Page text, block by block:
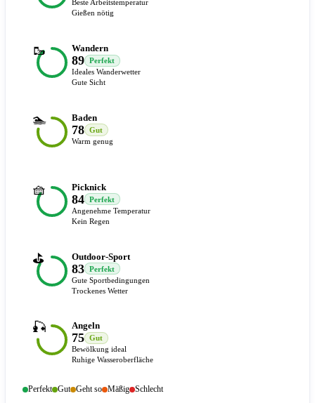
Beste Arbeitstemperatur
Gießen nötig
🥾 Wandern
89
Perfekt
Ideales Wanderwetter
Gute Sicht
🏊 Baden
78
Gut
Warm genug
🧺 Picknick
84
Perfekt
Angenehme Temperatur
Kein Regen
⛳ Outdoor-Sport
83
Perfekt
Gute Sportbedingungen
Trockenes Wetter
🎣 Angeln
75
Gut
Bewölkung ideal
Ruhige Wasseroberfläche
Perfekt Gut Geht so Mäßig Schlecht